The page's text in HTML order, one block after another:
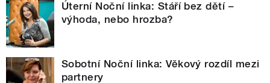
Úterní Noční linka: Stáří bez dětí –
výhoda, nebo hrozba?
Sobotní Noční linka: Věkový rozdíl mezi
partnery